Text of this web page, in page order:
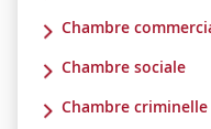
Chambre
Chambre sociale
Chambre criminelle